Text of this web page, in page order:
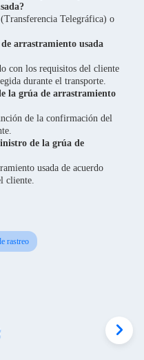
Telegráfica) o
arrastramiento usada
con los requisitos del cliente
durante el transporte.
la grúa de arrastramiento
de la confirmación del
de la grúa de
usada de acuerdo
cliente.
rastreo